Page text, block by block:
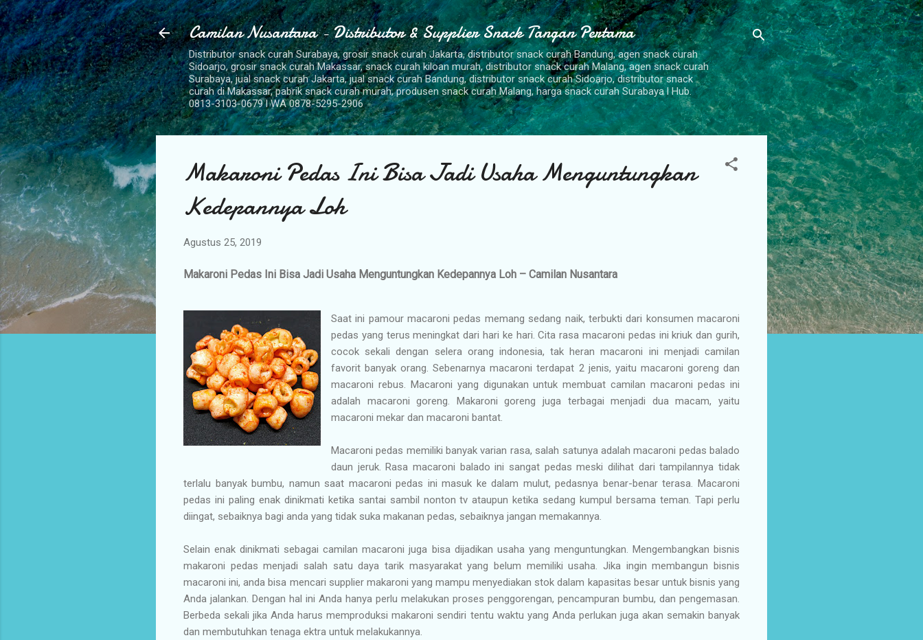
Langsung ke konten utama
Camilan Nusantara - Distributor & Supplier Snack Tangan Pertama
Distributor snack curah Surabaya, grosir snack curah Jakarta, distributor snack curah Bandung, agen snack curah
Sidoarjo, grosir snack curah Makassar, snack curah kiloan murah, distributor snack curah Malang, agen snack curah
Surabaya, jual snack curah Jakarta, jual snack curah Bandung, distributor snack curah Sidoarjo, distributor snack
curah di Makassar, pabrik snack curah murah, produsen snack curah Malang, harga snack curah Surabaya l Hub.
0813-3103-0679 l WA 0878-5295-2906
Makaroni Pedas Ini Bisa Jadi Usaha Menguntungkan
Kedepannya Loh
Agustus 25, 2019
Makaroni Pedas Ini Bisa Jadi Usaha Menguntungkan Kedepannya Loh – Camilan Nusantara
Saat ini pamour macaroni pedas memang sedang naik, terbukti dari konsumen macaroni
pedas yang terus meningkat dari hari ke hari. Cita rasa macaroni pedas ini kriuk dan gurih,
cocok sekali dengan selera orang indonesia, tak heran macaroni ini menjadi camilan
favorit banyak orang. Sebenarnya macaroni terdapat 2 jenis, yaitu macaroni goreng dan
macaroni rebus. Macaroni yang digunakan untuk membuat camilan macaroni pedas ini
adalah macaroni goreng. Makaroni goreng juga terbagai menjadi dua macam, yaitu
macaroni mekar dan macaroni bantat.
Macaroni pedas memiliki banyak varian rasa, salah satunya adalah macaroni pedas balado
daun jeruk. Rasa macaroni balado ini sangat pedas meski dilihat dari tampilannya tidak
terlalu banyak bumbu, namun saat macaroni pedas ini masuk ke dalam mulut, pedasnya benar-benar terasa. Macaroni
pedas ini paling enak dinikmati ketika santai sambil nonton tv ataupun ketika sedang kumpul bersama teman. Tapi perlu
diingat, sebaiknya bagi anda yang tidak suka makanan pedas, sebaiknya jangan memakannya.
Selain enak dinikmati sebagai camilan macaroni juga bisa dijadikan usaha yang menguntungkan. Mengembangkan bisnis
makaroni pedas menjadi salah satu daya tarik masyarakat yang belum memiliki usaha. Jika ingin membangun bisnis
macaroni ini, anda bisa mencari supplier makaroni yang mampu menyediakan stok dalam kapasitas besar untuk bisnis yang
Anda jalankan. Dengan hal ini Anda hanya perlu melakukan proses penggorengan, pencampuran bumbu, dan pengemasan.
Berbeda sekali jika Anda harus memproduksi makaroni sendiri tentu waktu yang Anda perlukan juga akan semakin banyak
dan membutuhkan tenaga ektra untuk melakukannya.